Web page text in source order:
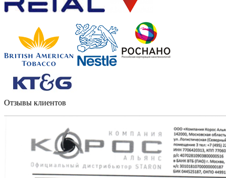
Отзывы клиентов